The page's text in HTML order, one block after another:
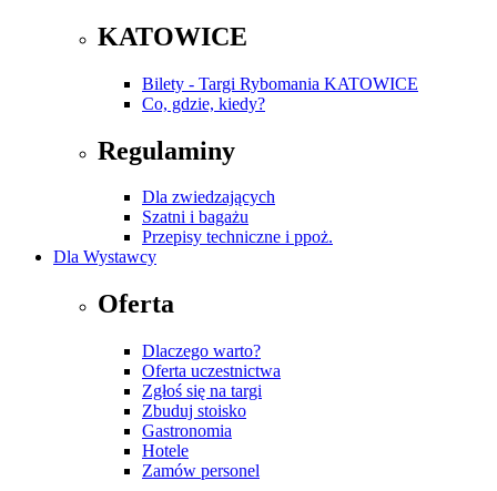
KATOWICE
Bilety - Targi Rybomania KATOWICE
Co, gdzie, kiedy?
Regulaminy
Dla zwiedzających
Szatni i bagażu
Przepisy techniczne i ppoż.
Dla Wystawcy
Oferta
Dlaczego warto?
Oferta uczestnictwa
Zgłoś się na targi
Zbuduj stoisko
Gastronomia
Hotele
Zamów personel